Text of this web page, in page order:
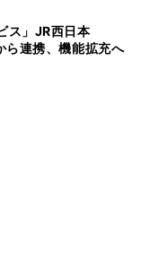
ス」JR西日本
ら連携、機能拡充へ